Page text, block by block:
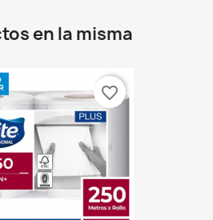
en la misma
favorite_border